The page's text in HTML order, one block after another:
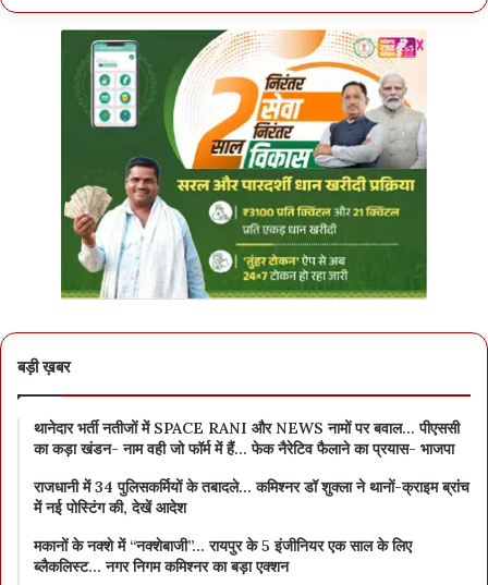
बड़ी ख़बर
थानेदार भर्ती नतीजों में SPACE RANI और NEWS नामों पर बवाल… पीएससी
का कड़ा खंडन- नाम वही जो फॉर्म में हैं… फेक नैरेटिव फैलाने का प्रयास- भाजपा
राजधानी में 34 पुलिसकर्मियों के तबादले… कमिश्नर डॉ शुक्ला ने थानों-क्राइम ब्रांच
में नई पोस्टिंग की, देखें आदेश
मकानों के नक्शे में “नक्शेबाजी”… रायपुर के 5 इंजीनियर एक साल के लिए
ब्लैकलिस्ट… नगर निगम कमिश्नर का बड़ा एक्शन